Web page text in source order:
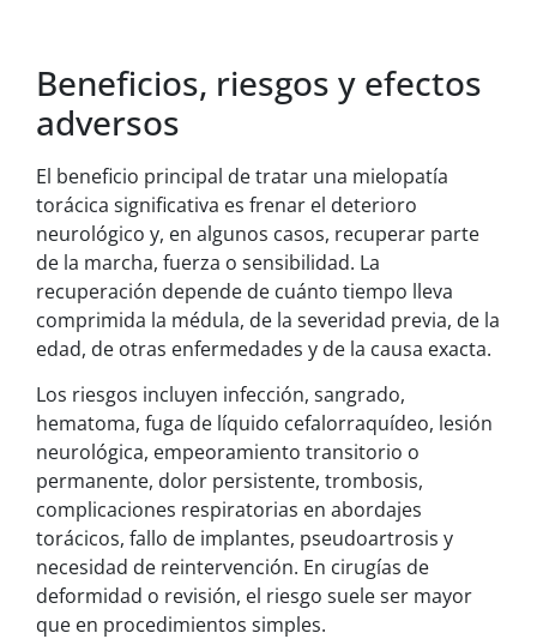
Beneficios, riesgos y efectos
adversos
El beneficio principal de tratar una mielopatía
torácica significativa es frenar el deterioro
neurológico y, en algunos casos, recuperar parte
de la marcha, fuerza o sensibilidad. La
recuperación depende de cuánto tiempo lleva
comprimida la médula, de la severidad previa, de la
edad, de otras enfermedades y de la causa exacta.
Los riesgos incluyen infección, sangrado,
hematoma, fuga de líquido cefalorraquídeo, lesión
neurológica, empeoramiento transitorio o
permanente, dolor persistente, trombosis,
complicaciones respiratorias en abordajes
torácicos, fallo de implantes, pseudoartrosis y
necesidad de reintervención. En cirugías de
deformidad o revisión, el riesgo suele ser mayor
que en procedimientos simples.